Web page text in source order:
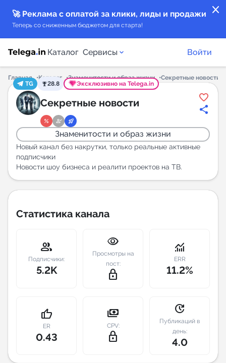
close
🚀 Реклама с оплатой за клики, лиды и продажи
Теперь со сниженным бюджетом для старта!
Каталог Сервисы
Каталог каналов
Каталог ботов
Горящие предложения
Индекс читаемости каналов в Telegram
Индивидуальное сопровождение
Аналитика Telegram
Войти
Главная Каталог Знаменитости и образ жизни
Секретные новости
TG
28.8 Эксклюзивно на Telega.in
Секретные новости
Знаменитости и образ жизни
Новый канал без накрутки, только реальные активные
подписчики
Новости шоу бизнеса и реалити проектов на ТВ.
Статистика канала
group
Подписчики:
5.2K
visibility
Просмотры на
пост:
lock_outline
monitoring
ERR
11.2%
thumb_up
ER
0.43
payments
CPV:
lock_outline
update
Публикаций в
день:
4.0